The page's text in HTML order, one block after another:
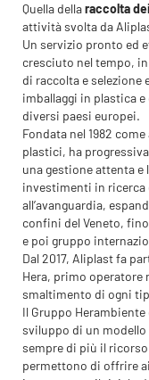
Quella dellaraccolta
attività svolta da
Un servizio pronto ed
cresciuto nel tempo, in
di raccolta e
imballaggi in plastica
diversi paesi europei.
Fondata nel 1982
plastici, ha
una gestione attenta
investimenti in ricerca
all’avanguardia,
confini del Veneto,
e poi gruppo
Dal 2017, Aliplast fa
Hera, primo operatore
smaltimento di ogni
Il Gruppo
sviluppo di un
sempre di più il
permettono di offrire